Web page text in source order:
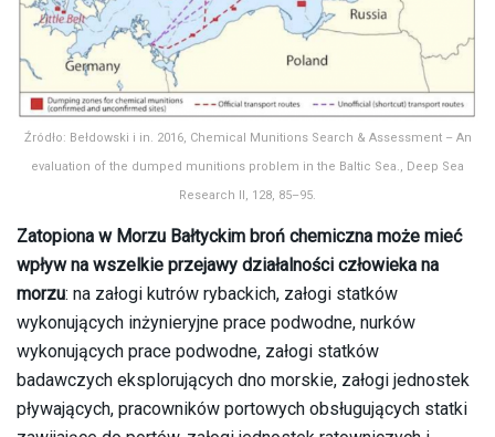
Źródło: Bełdowski i in. 2016, Chemical Munitions Search & Assessment – An
evaluation of the dumped munitions problem in the Baltic Sea., Deep Sea
Research II, 128, 85–95.
Zatopiona w Morzu Bałtyckim broń chemiczna może mieć
wpływ na wszelkie przejawy działalności człowieka na
morzu: na załogi kutrów rybackich, załogi statków
wykonujących inżynieryjne prace podwodne, nurków
wykonujących prace podwodne, załogi statków
badawczych eksplorujących dno morskie, załogi jednostek
pływających, pracowników portowych obsługujących statki